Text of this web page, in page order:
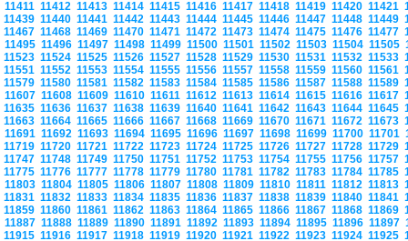
11411 11412 11413 11414 11415 11416 11417 11418 11419 11420 11421
11439 11440 11441 11442 11443 11444 11445 11446 11447 11448 11449
11467 11468 11469 11470 11471 11472 11473 11474 11475 11476 11477
11495 11496 11497 11498 11499 11500 11501 11502 11503 11504 11505
11523 11524 11525 11526 11527 11528 11529 11530 11531 11532 11533
11551 11552 11553 11554 11555 11556 11557 11558 11559 11560 11561
11579 11580 11581 11582 11583 11584 11585 11586 11587 11588 11589
11607 11608 11609 11610 11611 11612 11613 11614 11615 11616 11617
11635 11636 11637 11638 11639 11640 11641 11642 11643 11644 11645
11663 11664 11665 11666 11667 11668 11669 11670 11671 11672 11673
11691 11692 11693 11694 11695 11696 11697 11698 11699 11700 11701
11719 11720 11721 11722 11723 11724 11725 11726 11727 11728 11729
11747 11748 11749 11750 11751 11752 11753 11754 11755 11756 11757
11775 11776 11777 11778 11779 11780 11781 11782 11783 11784 11785
11803 11804 11805 11806 11807 11808 11809 11810 11811 11812 11813
11831 11832 11833 11834 11835 11836 11837 11838 11839 11840 11841
11859 11860 11861 11862 11863 11864 11865 11866 11867 11868 11869
11887 11888 11889 11890 11891 11892 11893 11894 11895 11896 11897
11915 11916 11917 11918 11919 11920 11921 11922 11923 11924 11925